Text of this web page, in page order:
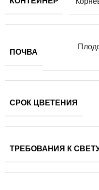
ПОЧВА
СРОК ЦВЕТЕНИЯ
ТРЕБОВАНИЯ К